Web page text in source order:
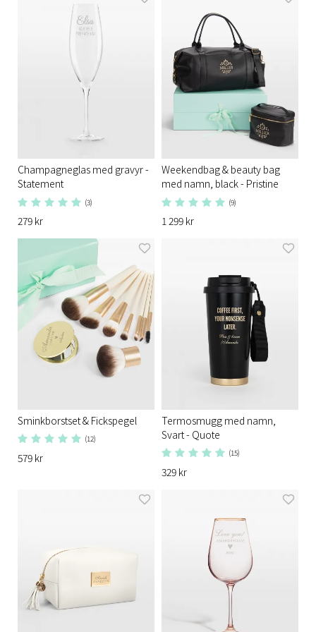
Champagneglas med gravyr -
Statement
(3)
279 kr
Weekendbag & beauty bag
med namn, black - Pristine
(9)
1 299 kr
Sminkborstset & Fickspegel
(12)
579 kr
Termosmugg med namn,
Svart - Quote
(15)
329 kr